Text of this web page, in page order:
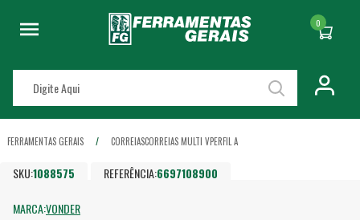
0
FERRAMENTAS GERAIS CORREIASCORREIAS MULTI VPERFIL A
SKU:1088575 REFERÊNCIA:6697108900
MARCA:VONDER